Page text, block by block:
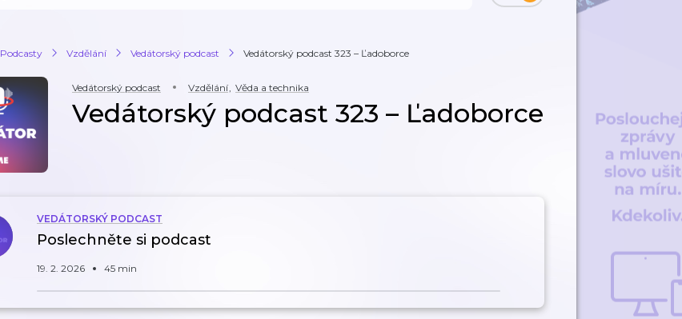
Podcasty Vzdělání Vedátorský podcast Vedátorský podcast 323 – Ľadoborce
Vedátorský podcast Vzdělání, Věda a technika
Vedátorský podcast 323 – Ľadoborce
VEDÁTORSKÝ PODCAST
Poslechněte si podcast
19. 2. 2026 45 min